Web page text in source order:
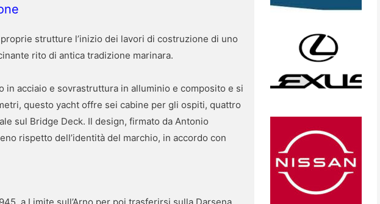
strutture l’inizio dei lavori di costruzione di uno
rito di antica tradizione marinara.
in acciaio e sovrastruttura in alluminio e composito e si
questo yacht offre sei cabine per gli ospiti, quattro
sul Bridge Deck. Il design, firmato da Antonio
rispetto dell’identità del marchio, in accordo con